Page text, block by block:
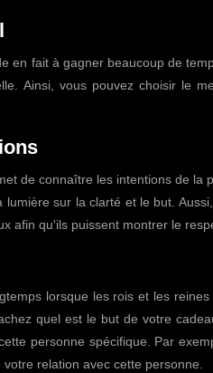
en fait à gagner beaucoup de
Ainsi, vous pouvez choisir le
de connaître les intentions de la
sur la clarté et le but.
afin qu'ils puissent montrer le
lorsque les rois et les
quel est le but de votre
personne spécifique. Par
relation avec cette personne.